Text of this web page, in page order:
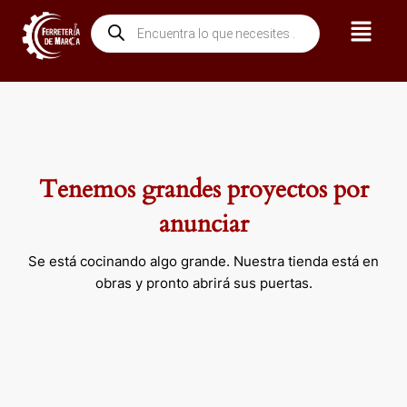
contenido
Búsqueda
de
productos
Menú
Tenemos grandes proyectos por
anunciar
Se está cocinando algo grande. Nuestra tienda está en
obras y pronto abrirá sus puertas.